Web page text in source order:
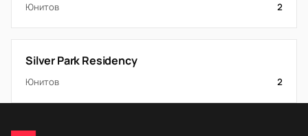
Юнитов 2
Silver Park Residency
Юнитов 2